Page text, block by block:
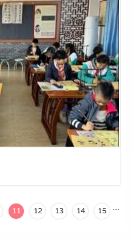
…
11 12 13 14 15